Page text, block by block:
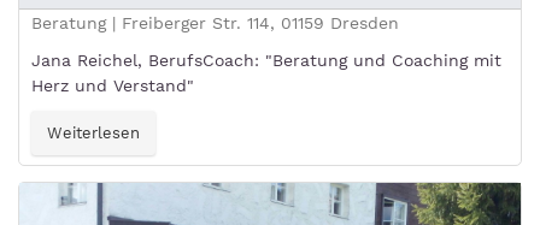
Beratung | Freiberger Str. 114, 01159 Dresden
Jana Reichel, BerufsCoach: "Beratung und Coaching mit
Herz und Verstand"
Weiterlesen